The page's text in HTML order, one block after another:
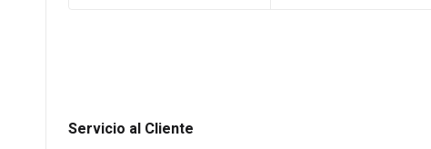
Servicio al Cliente